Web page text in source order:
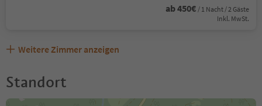
ab 450€ / 1 Nacht / 2 Gäste
Inkl. MwSt.
Weitere Zimmer anzeigen
Standort